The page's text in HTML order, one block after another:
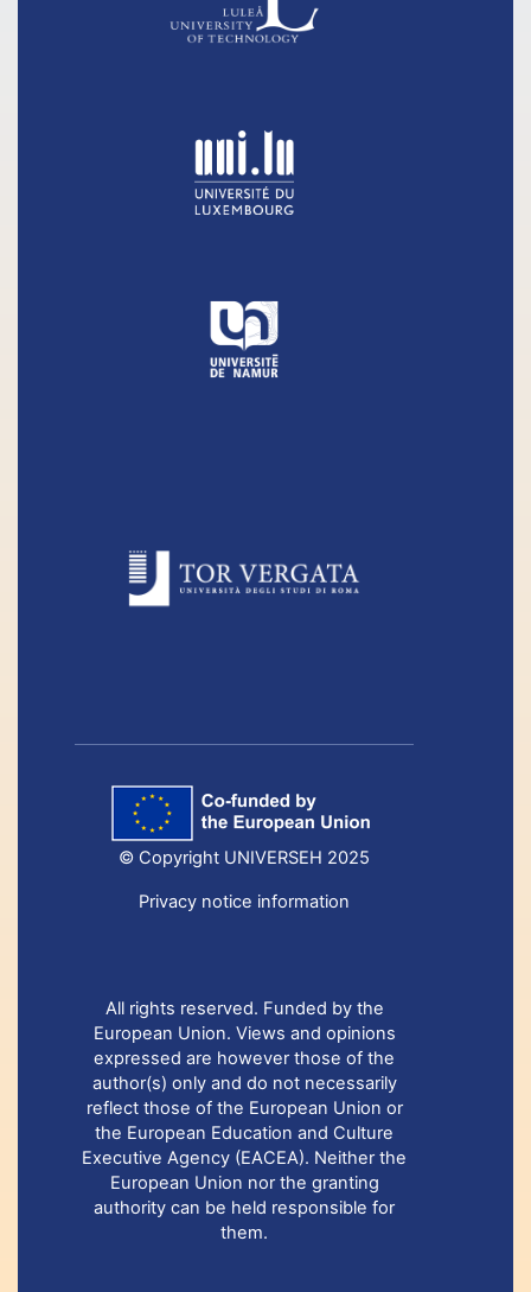
© Copyright UNIVERSEH 2025
Privacy notice information
All rights reserved. Funded by the
European Union. Views and opinions
expressed are however those of the
author(s) only and do not necessarily
reflect those of the European Union or
the European Education and Culture
Executive Agency (EACEA). Neither the
European Union nor the granting
authority can be held responsible for
them.